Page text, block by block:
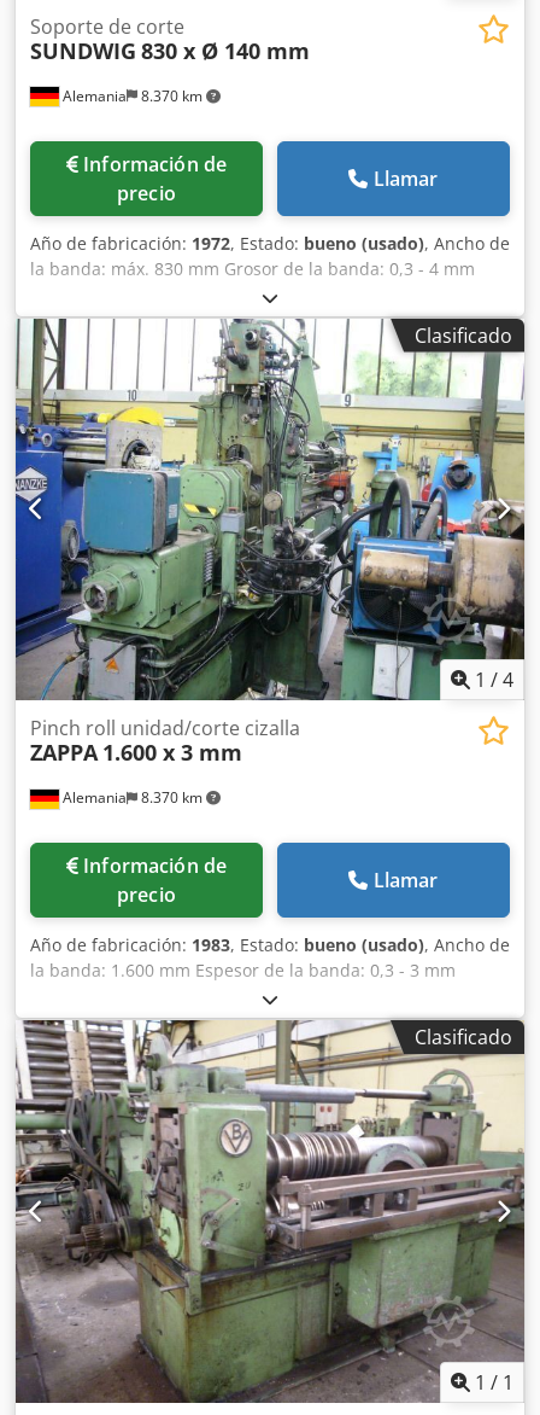
Alemania 8.370 km
Soporte de corte
SUNDWIG 830 x Ø 140 mm
Información de
precio
Llamar
Año de fabricación: 1972, Estado: bueno (usado), Ancho de
la banda: máx. 830 mm Grosor de la banda: 0,3 - 4 mm
Diámetro del eje de las cuchillas: 140 mm Número de
cortes/espesor del material: 25/0,5 mm 4/4 mm Dkodpfjbx
N Sljx Ab Ier
Clasificado
1 /4
Alemania 8.370 km
Pinch roll unidad/corte cizalla
ZAPPA 1.600 x 3 mm
Información de
precio
Llamar
Año de fabricación: 1983, Estado: bueno (usado), Ancho de
la banda: 1.600 mm Espesor de la banda: 0,3 - 3 mm
Material de referencia (resistencia a la tracción): 420
N/mm² Dksdpjbidg Esfx Ab Ior Velocidad: 68 m/min. para
una longitud de lámina de 6.000 mm 23 m/min. para una
longitud de lámina de 400 mm
Clasificado
1 / 1